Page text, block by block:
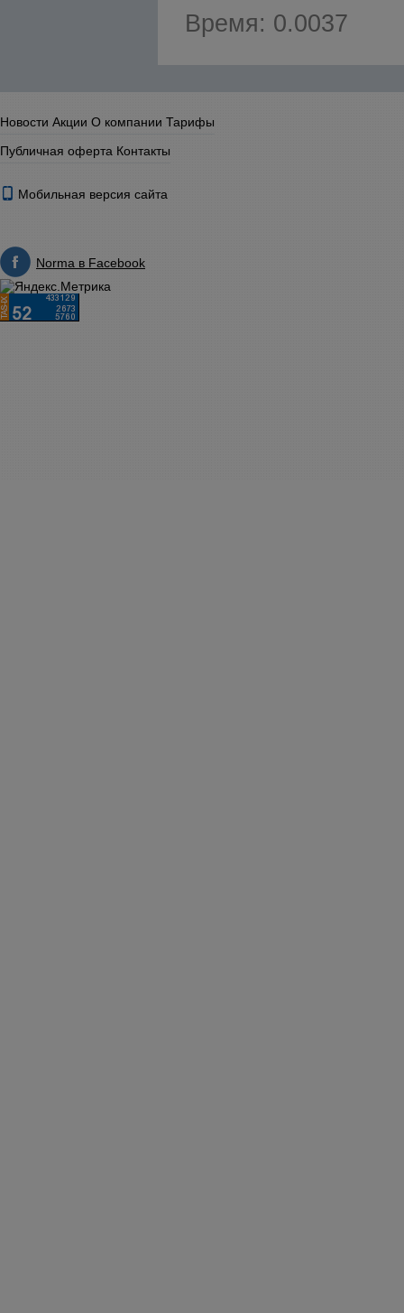
Время: 0.0037
Новости Акции О компании Тарифы
Публичная оферта Контакты
Мобильная версия сайта
Norma в Facebook